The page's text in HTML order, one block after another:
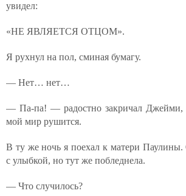
увидел:
«НЕ ЯВЛЯЕТСЯ ОТЦОМ».
Я рухнул на пол, сминая бумагу.
— Нет… нет…
— Па-па! — радостно закричал Джейми,
мой мир рушится.
В ту же ночь я поехал к матери Паулины.
с улыбкой, но тут же побледнела.
— Что случилось?